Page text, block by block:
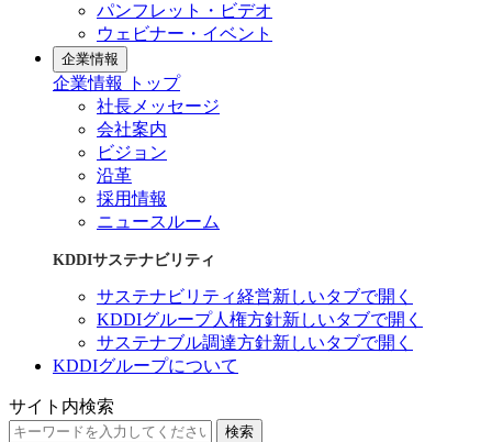
パンフレット・ビデオ
ウェビナー・イベント
企業情報
企業情報 トップ
社長メッセージ
会社案内
ビジョン
沿革
採用情報
ニュースルーム
KDDIサステナビリティ
サステナビリティ経営新しいタブで開く
KDDIグループ人権方針新しいタブで開く
サステナブル調達方針新しいタブで開く
KDDIグループについて
サイト内検索
検索